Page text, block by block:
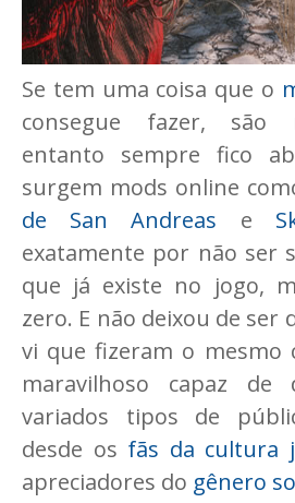
Se tem uma coisa que o
consegue fazer, são
entanto sempre fico
surgem mods online
de San Andreas e
exatamente por não ser
que já existe no jogo,
zero. E não deixou de ser
vi que fizeram o mesmo
maravilhoso capaz de
variados tipos de
desde os fãs da cultura
apreciadores do gênero